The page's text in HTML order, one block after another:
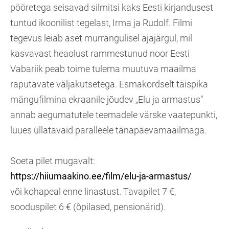
pööretega seisavad silmitsi kaks Eesti kirjandusest
tuntud ikoonilist tegelast, Irma ja Rudolf. Filmi
tegevus leiab aset murrangulisel ajajärgul, mil
kasvavast heaolust rammestunud noor Eesti
Vabariik peab toime tulema muutuva maailma
raputavate väljakutsetega. Esmakordselt täispika
mängufilmina ekraanile jõudev „Elu ja armastus“
annab aegumatutele teemadele värske vaatepunkti,
luues üllatavaid paralleele tänapäevamaailmaga.
Soeta pilet mugavalt:
https://hiiumaakino.ee/film/elu-ja-armastus/
või kohapeal enne linastust. Tavapilet 7 €,
sooduspilet 6 € (õpilased, pensionärid).